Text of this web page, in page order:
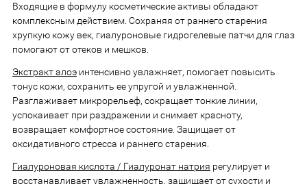
Входящие в формулу косметические активы обладают
комплексным действием. Сохраняя от раннего старения
хрупкую кожу век, гиалуроновые гидрогелевые патчи для глаз
помогают от отеков и мешков.
Экстракт алоэ интенсивно увлажняет, помогает повысить
тонус кожи, сохранить ее упругой и увлажненной.
Разглаживает микрорельеф, сокращает тонкие линии,
успокаивает при раздражении и снимает красноту,
возвращает комфортное состояние. Защищает от
оксидативного стресса и раннего старения.
Гиалуроновая кислота / Гиалуронат натрия регулирует и
восстанавливает увлажненность, защищает от сухости и